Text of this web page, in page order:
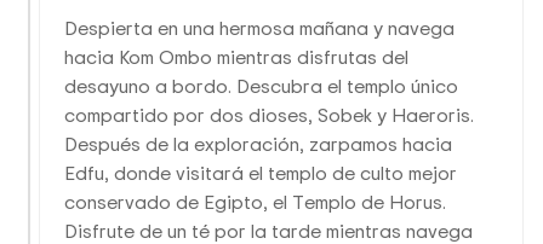
Despierta en una hermosa mañana y navega
hacia Kom Ombo mientras disfrutas del
desayuno a bordo. Descubra el templo único
compartido por dos dioses, Sobek y Haeroris.
Después de la exploración, zarpamos hacia
Edfu, donde visitará el templo de culto mejor
conservado de Egipto, el Templo de Horus.
Disfrute de un té por la tarde mientras navega